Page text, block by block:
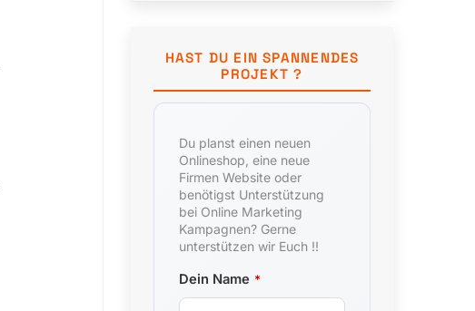
HAST DU EIN SPANNENDES
PROJEKT ?
Du planst einen neuen
Onlineshop, eine neue
Firmen Website oder
benötigst Unterstützung
bei Online Marketing
Kampagnen? Gerne
unterstützen wir Euch !!
Dein Name *